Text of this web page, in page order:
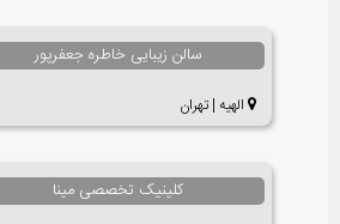
سالن زیبایی خاطره جعفرپور
الهیه | تهران
کلینیک تخصصی مینا